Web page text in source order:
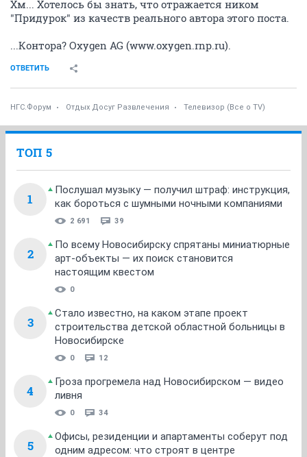
Хм... Хотелось бы знать, что отражается ником
"Придурок" из качеств реального автора этого поста.
...Контора? Oxygen AG (www.oxygen.rnp.ru).
ОТВЕТИТЬ
НГС.Форум Отдых Досуг Развлечения Телевизор (Все о TV)
ТОП 5
1
Послушал музыку — получил штраф: инструкция,
как бороться с шумными ночными компаниями
2 691 39
2
По всему Новосибирску спрятаны миниатюрные
арт-объекты — их поиск становится
настоящим квестом
0
3
Стало известно, на каком этапе проект
строительства детской областной больницы в
Новосибирске
0 12
4
Гроза прогремела над Новосибирском — видео
ливня
0 34
5
Офисы, резиденции и апартаменты соберут под
одним адресом: что строят в центре